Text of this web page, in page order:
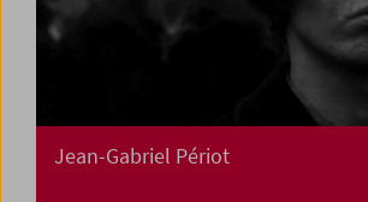
Jean-Gabriel Périot